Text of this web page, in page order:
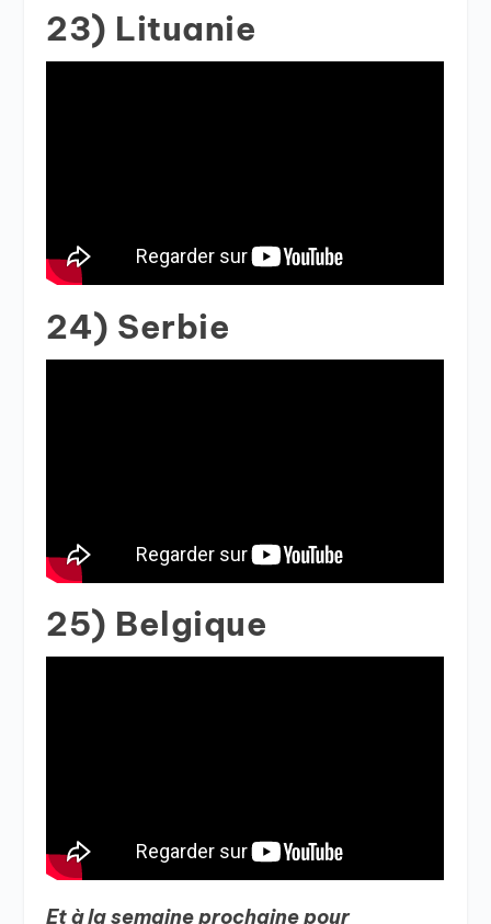
23) Lituanie
24) Serbie
25) Belgique
Et à la semaine prochaine pour